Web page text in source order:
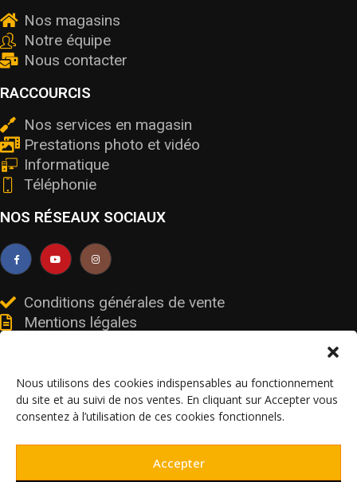
Nous utilisons des cookies indispensables au fonctionnement
du site et au suivi de nos ventes. En cliquant sur Accepter vous
consentez à l’utilisation de ces cookies fonctionnels.
Accepter
Nos magasins
Notre équipe
Nous contacter
RACCOURCIS
Nos services en magasin
Prestations photo et vidéo
Informatique
Téléphonie
NOS RÉSEAUX SOCIAUX
Conditions générales de vente
Mentions légales